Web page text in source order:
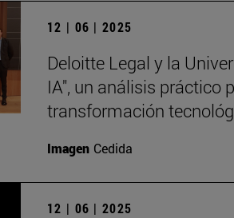
12 | 06 | 2025
Deloitte Legal y la
IA", un análisis práctico
transformación
Imagen Cedida
12 | 06 | 2025